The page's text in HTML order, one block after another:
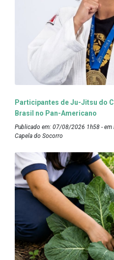
Participantes de Ju-Jitsu do
Brasil no Pan-Americano
Publicado em: 07/08/2026 1h58 - em
Capela do Socorro